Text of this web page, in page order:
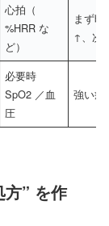
心拍（
%HRR な
ど）
まず
↑、次
必要時
SpO2 ／血
圧
強い症
方” を作